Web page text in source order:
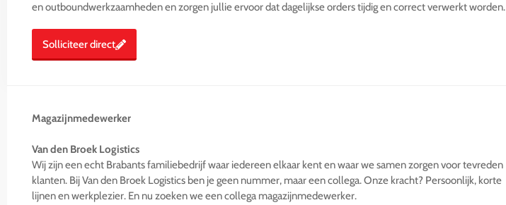
en outboundwerkzaamheden en zorgen jullie ervoor dat dagelijkse orders tijdig en correct verwerkt worden.
Solliciteer direct
Magazijnmedewerker
Van den Broek Logistics
Wij zijn een echt Brabants familiebedrijf waar iedereen elkaar kent en waar we samen zorgen voor tevreden
klanten. Bij Van den Broek Logistics ben je geen nummer, maar een collega. Onze kracht? Persoonlijk, korte
lijnen en werkplezier. En nu zoeken we een collega magazijnmedewerker.